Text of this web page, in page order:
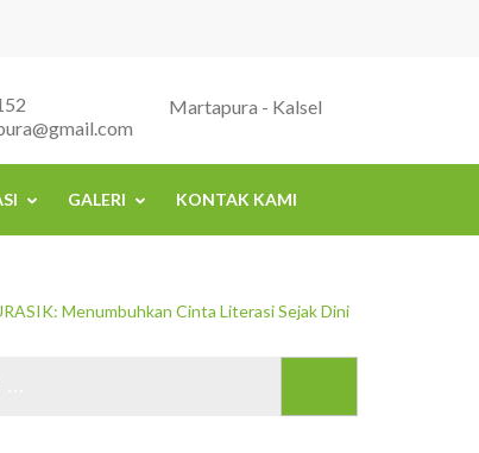
Martapura - Kalsel
GALERI KONTAK KAMI
Menumbuhkan Cinta Literasi Sejak Dini